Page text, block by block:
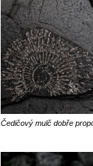
Čedičový mulč dobře